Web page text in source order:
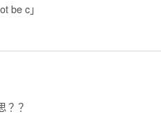
be c」
？？